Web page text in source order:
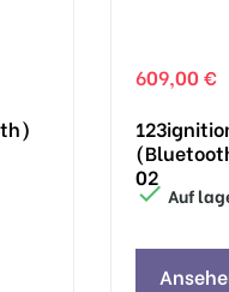
609,00 €
02
 Auf